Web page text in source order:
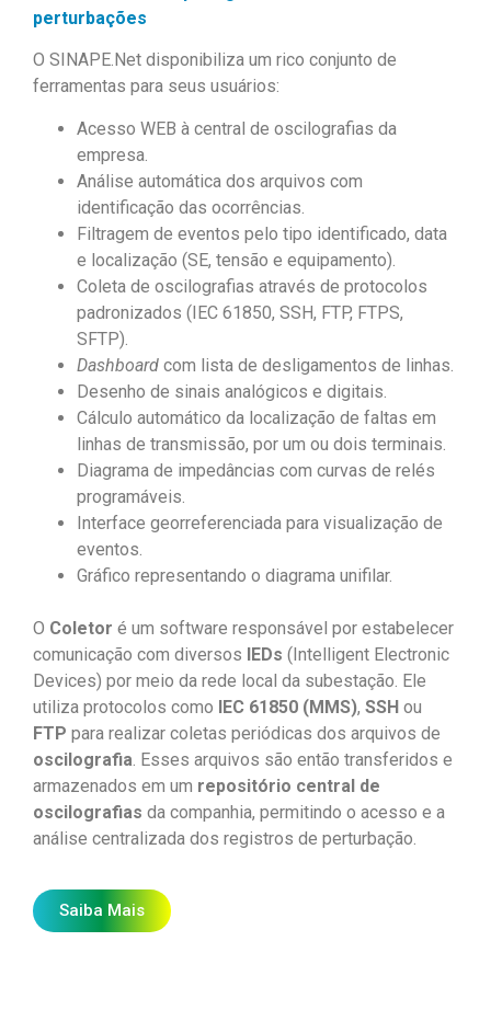
perturbações
O SINAPE.Net disponibiliza um rico conjunto de
ferramentas para seus usuários:
Acesso WEB à central de oscilografias da
empresa.
Análise automática dos arquivos com
identificação das ocorrências.
Filtragem de eventos pelo tipo identificado, data
e localização (SE, tensão e equipamento).
Coleta de oscilografias através de protocolos
padronizados (IEC 61850, SSH, FTP, FTPS,
SFTP).
Dashboard com lista de desligamentos de linhas.
Desenho de sinais analógicos e digitais.
Cálculo automático da localização de faltas em
linhas de transmissão, por um ou dois terminais.
Diagrama de impedâncias com curvas de relés
programáveis.
Interface georreferenciada para visualização de
eventos.
Gráfico representando o diagrama unifilar.
O Coletor é um software responsável por estabelecer
comunicação com diversos IEDs (Intelligent Electronic
Devices) por meio da rede local da subestação. Ele
utiliza protocolos como IEC 61850 (MMS), SSH ou
FTP para realizar coletas periódicas dos arquivos de
oscilografia. Esses arquivos são então transferidos e
armazenados em um repositório central de
oscilografias da companhia, permitindo o acesso e a
análise centralizada dos registros de perturbação.
Saiba Mais